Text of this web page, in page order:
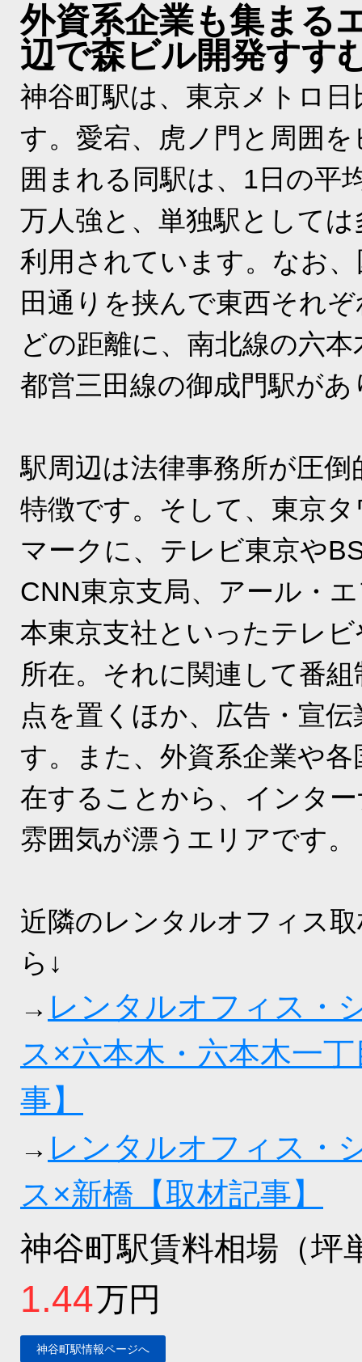
外資系企業も集まる
辺で森ビル開発すす
神谷町駅は、東京メトロ
す。愛宕、虎ノ門と周囲
囲まれる同駅は、1日の平
万人強と、単独駅として
利用されています。なお
田通りを挟んで東西それ
どの距離に、南北線の六
都営三田線の御成門駅があ
駅周辺は法律事務所が圧
特徴です。そして、東京
マークに、テレビ東京や
CNN東京支局、アール・
本東京支社といったテレ
所在。それに関連して番
点を置くほか、広告・宣
す。また、外資系企業や
在することから、インタ
雰囲気が漂うエリアです。
近隣のレンタルオフィス
ら↓
→ レンタルオフィス・
ス×六本木・六本木一
事】
→ レンタルオフィス・
ス×新橋【取材記事】
神谷町駅賃料相場（坪
1.44万円
神谷町駅情報ページへ